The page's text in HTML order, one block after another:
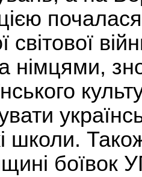
світової
німцями,
школи.
боївок